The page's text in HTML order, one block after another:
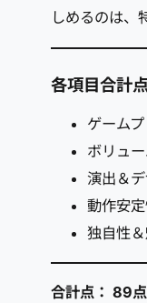
しめるのは、
各項目合計点
ゲーム
ボリュ
演出＆
動作安
独自性
合計点： 89点